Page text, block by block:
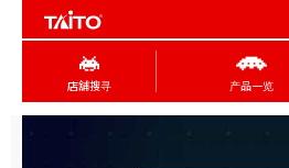
店舖搜寻 产品一览